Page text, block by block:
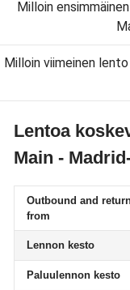
Milloin
Milloin viimeinen
Lentoa
Main -
Outbound and
from
Lennon kesto
Paluulennon kesto